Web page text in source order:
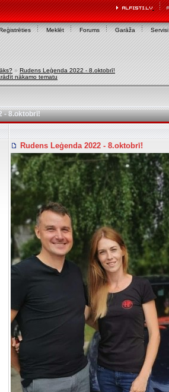
Meklēt Forums Garāža Servisi
» Rudens Leģenda 2022 - 8.oktobrī!
nākamo tematu
- 8.oktobrī!
Rudens Leģenda 2022 - 8.oktobrī!